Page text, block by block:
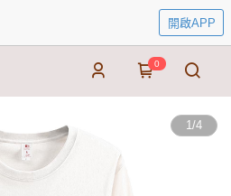
開啟APP
0
1/4